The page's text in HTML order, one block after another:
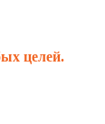
целей.